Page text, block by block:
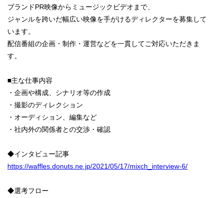
ブランドPR映像からミュージックビデオまで、
ジャンルを跨いだ幅広い映像を手がけるディレクターを募集して
います。
配信番組の企画・制作・運営などを一貫してご対応いただきま
す。
■主な仕事内容
・企画や構成、シナリオ等の作成
・撮影のディレクション
・オーディション、編集など
・社内外の関係者との交渉・確認
◆インタビュー記事
https://waffles.donuts.ne.jp/2021/05/17/mixch_interview-6/
◆選考フロー